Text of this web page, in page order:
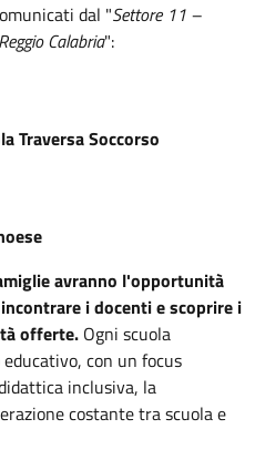
dal "Settore 11 –
Calabria":
Traversa Soccorso
avranno l'opportunità
i docenti e scoprire i
offerte. Ogni scuola
con un focus
inclusiva, la
costante tra scuola e